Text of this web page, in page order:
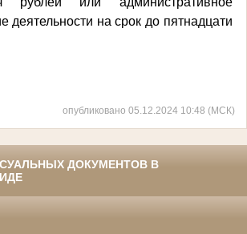
деятельности на срок до пятнадцати
опубликовано 05.12.2024 10:48 (МСК)
ДОКУМЕНТОВ В